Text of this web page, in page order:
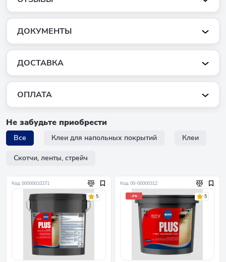
ДОКУМЕНТЫ
ДОСТАВКА
ОПЛАТА
Не забудьте приобрести
Все Клеи для напольных покрытий Клеи
Скотчи, ленты, стрейч
Код: 00000010271
5
Код: 00-00000312
-3% 5